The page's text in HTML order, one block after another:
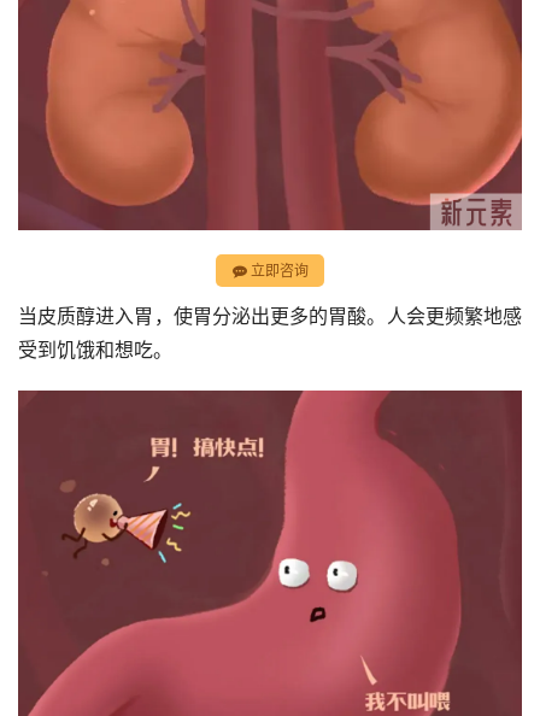
立即咨询
当皮质醇进入胃，使胃分泌出更多的胃酸。人会更频繁地感
受到饥饿和想吃。